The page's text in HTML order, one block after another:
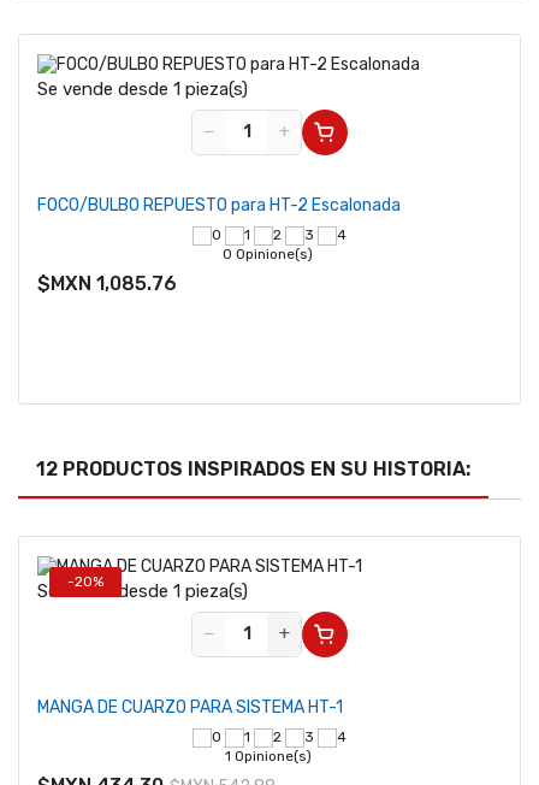
Se vende desde 1 pieza(s)
−
+
FOCO/BULBO REPUESTO para HT-2 Escalonada
0 Opinione(s)
$MXN 1,085.76
12 PRODUCTOS INSPIRADOS EN SU HISTORIA:
-20%
Se vende desde 1 pieza(s)
−
+
MANGA DE CUARZO PARA SISTEMA HT-1
1 Opinione(s)